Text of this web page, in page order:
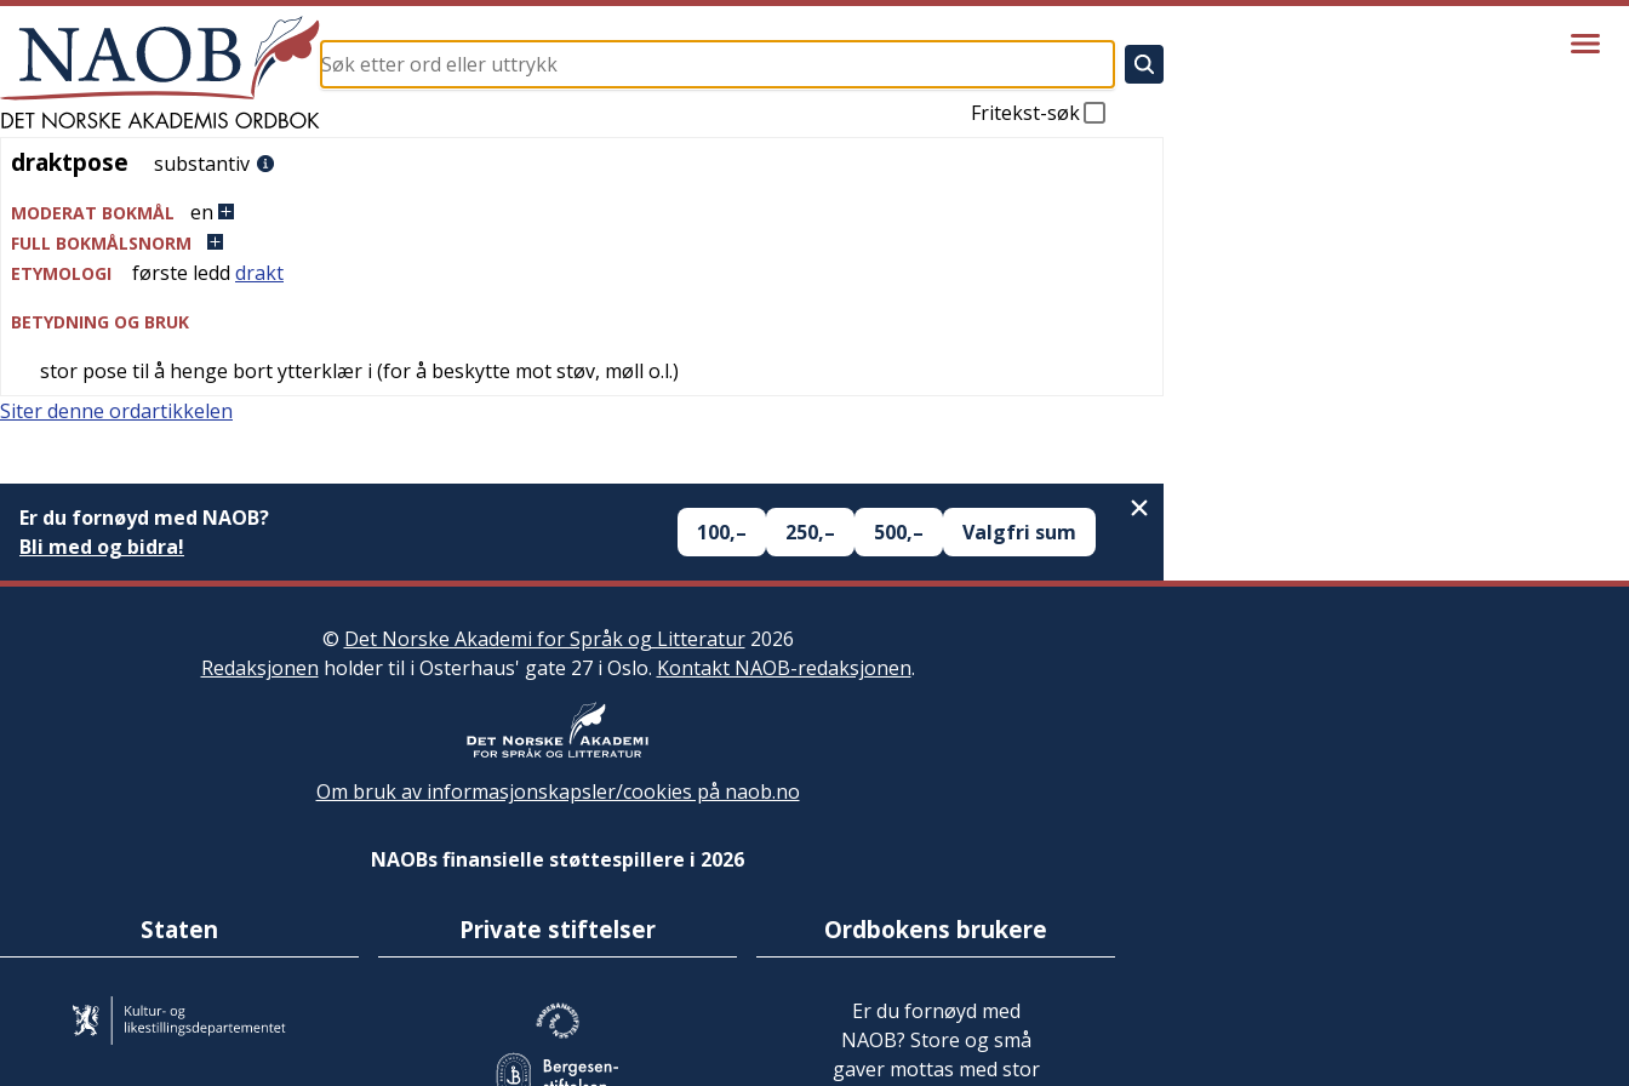
Fritekst-søk
draktpose
draktpose substantiv
MODERAT BOKMÅL en
FULL BOKMÅLSNORM
ETYMOLOGI
første ledd drakt
BETYDNING OG BRUK
stor pose til å henge bort ytterklær i (for å beskytte mot støv, møll o.l.)
Siter denne ordartikkelen
Er du fornøyd med NAOB?
Bli med og bidra!
100,– 250,– 500,– Valgfri sum
© Det Norske Akademi for Språk og Litteratur2026
Redaksjonen holder til i Osterhaus' gate 27 i Oslo. Kontakt NAOB-redaksjonen.
Om bruk av informasjonskapsler/cookies på naob.no
NAOBs finansielle støttespillere i 2026
Staten Private stiftelser Ordbokens brukere
Er du fornøyd med
NAOB? Store og små
gaver mottas med stor